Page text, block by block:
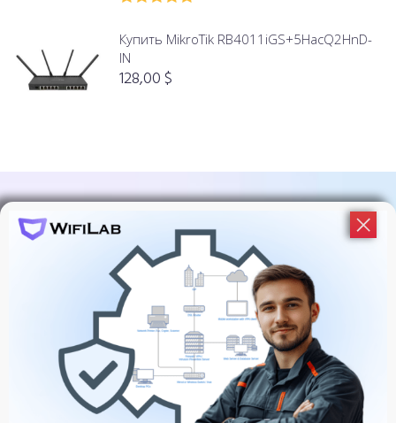
Купить MikroTik RB4011iGS+5HacQ2HnD-
IN
128,00$
Подпишитесь На Обновления
WiFiLab!
У нас много событий и активностей, узнавайте об
этом первыми!